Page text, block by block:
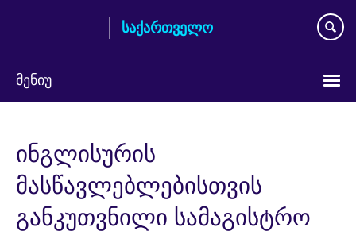
საქართველო
მენიუ
ინგლისურის
მასწავლებლებისთვის
განკუთვნილი სამაგისტრო